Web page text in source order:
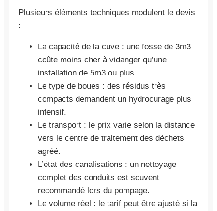
Plusieurs éléments techniques modulent le devis
:
La capacité de la cuve : une fosse de 3m3
coûte moins cher à vidanger qu’une
installation de 5m3 ou plus.
Le type de boues : des résidus très
compacts demandent un hydrocurage plus
intensif.
Le transport : le prix varie selon la distance
vers le centre de traitement des déchets
agréé.
L’état des canalisations : un nettoyage
complet des conduits est souvent
recommandé lors du pompage.
Le volume réel : le tarif peut être ajusté si la